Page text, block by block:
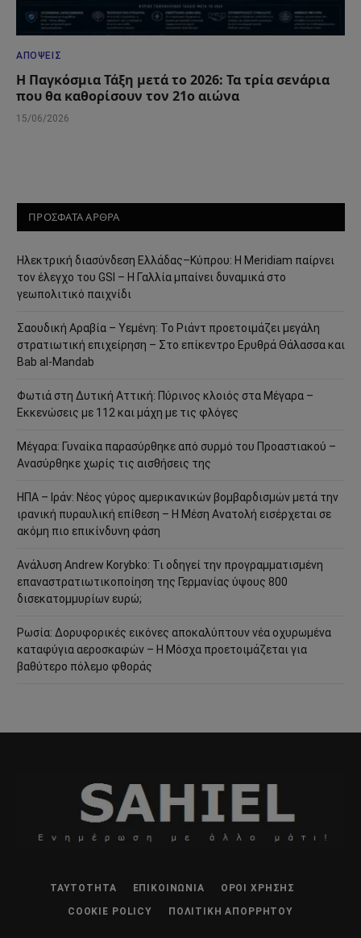
ΑΠΌΨΕΙΣ
Η Παγκόσμια Τάξη μετά το 2026: Τα τρία σενάρια
που θα καθορίσουν τον 21ο αιώνα
15/06/2026
ΠΡΟΣΦΑΤΑ ΑΡΘΡΑ
Ηλεκτρική διασύνδεση Ελλάδας–Κύπρου: Η Meridiam παίρνει
τον έλεγχο του GSI – Η Γαλλία μπαίνει δυναμικά στο
γεωπολιτικό παιχνίδι
Σαουδική Αραβία – Υεμένη: Το Ριάντ προετοιμάζει μεγάλη
στρατιωτική επιχείρηση – Στο επίκεντρο Ερυθρά Θάλασσα και
Bab al-Mandab
Φωτιά στη Δυτική Αττική: Πύρινος κλοιός στα Μέγαρα –
Εκκενώσεις με 112 και μάχη με τις φλόγες
Μέγαρα: Γυναίκα παρασύρθηκε από συρμό του Προαστιακού –
Ανασύρθηκε χωρίς τις αισθήσεις της
ΗΠΑ – Ιράν: Νέος γύρος αμερικανικών βομβαρδισμών μετά την
ιρανική πυραυλική επίθεση – Η Μέση Ανατολή εισέρχεται σε
ακόμη πιο επικίνδυνη φάση
Ανάλυση Andrew Korybko: Τι οδηγεί την προγραμματισμένη
επαναστρατιωτικοποίηση της Γερμανίας ύψους 800
δισεκατομμυρίων ευρώ;
Ρωσία: Δορυφορικές εικόνες αποκαλύπτουν νέα οχυρωμένα
καταφύγια αεροσκαφών – Η Μόσχα προετοιμάζεται για
βαθύτερο πόλεμο φθοράς
ΤΑΥΤΌΤΗΤΑ ΕΠΙΚΟΙΝΩΝΊΑ ΌΡΟΙ ΧΡΉΣΗΣ
COOKIE POLICY ΠΟΛΙΤΙΚΉ ΑΠΟΡΡΉΤΟΥ